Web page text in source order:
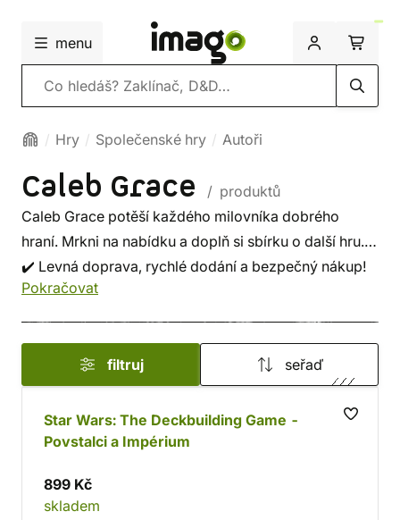
menu
Vyhledávání
Hry Společenské hry Autoři
Caleb Grace
/ produktů
Caleb Grace potěší každého milovníka dobrého
hraní. Mrkni na nabídku a doplň si sbírku o další hru.
✔️ Levná doprava, rychlé dodání a bezpečný nákup!
Pokračovat
filtruj seřaď
Star Wars: The Deckbuilding Game -
Povstalci a Impérium
899 Kč
skladem